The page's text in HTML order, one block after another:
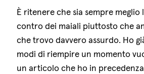
È ritenere che sia sempre
contro dei maiali piuttosto che
che trovo davvero assurdo. Ho
modi di riempire un momento
un articolo che ho in